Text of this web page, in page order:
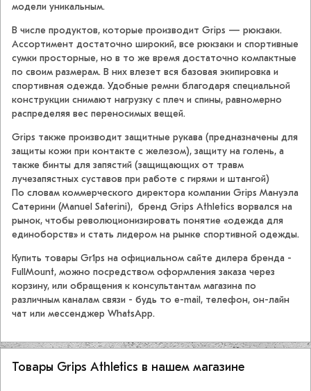
модели уникальным.
В числе продуктов, которые производит Grips — рюкзаки.
Ассортимент достаточно широкий, все рюкзаки и спортивные
сумки просторные, но в то же время достаточно компактные
по своим размерам. В них влезет вся базовая экипировка и
спортивная одежда. Удобные ремни благодаря специальной
конструкции снимают нагрузку с плеч и спины, равномерно
распределяя вес переносимых вещей.
Grips также производит защитные рукава (предназначены для
защиты кожи при контакте с железом), защиту на голень, а
также бинты для запястий (защищающих от травм
лучезапястных суставов при работе с гирями и штангой)
По словам коммерческого директора компании Grips Мануэла
Сатерини (Manuel Saterini), бренд Grips Athletics ворвался на
рынок, чтобы революционизировать понятие «одежда для
единоборств» и стать лидером на рынке спортивной одежды.
Купить товары Gr1ps на официальном сайте дилера бренда -
FullMount, можно посредством оформления заказа через
корзину, или обращения к консультантам магазина по
различным каналам связи - будь то e-mail, телефон, он-лайн
чат или мессенджер WhatsApp.
Товары Grips Athletics в нашем магазине